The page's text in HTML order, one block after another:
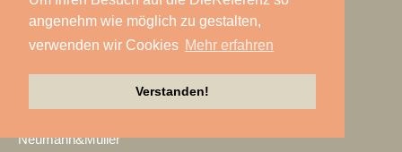
angenehm wie möglich zu gestalten,
verwenden wir Cookies Mehr erfahren
Verstanden!
msm studio group
Müller BBM
NEC Display Solutions
Neumann&Müller